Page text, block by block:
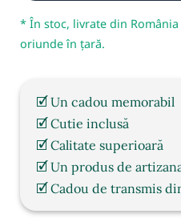
* În stoc, livrate din
oriunde în țară.
🗹 Un cadou memorabil
🗹 Cutie inclusă
🗹 Calitate superioară
🗹 Un produs de
🗹 Cadou de transmis